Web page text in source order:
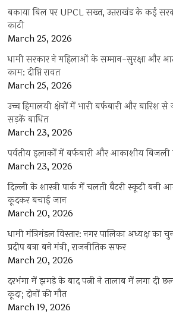
बकाया बिल पर UPCL सख्त, उत्तराखंड के कई
काटी
March 25, 2026
धामी सरकार ने महिलाओं के सम्मान-सुरक्षा और
काम: दीप्ति रावत
March 25, 2026
उच्च हिमालयी क्षेत्रों में भारी बर्फबारी और
सड़कें बाधित
March 23, 2026
पर्वतीय इलाकों में बर्फबारी और आकाशीय
March 23, 2026
दिल्ली के शास्त्री पार्क में चलती बैटरी स्कूटी
कूदकर बचाई जान
March 20, 2026
धामी मंत्रिमंडल विस्तार: नगर पालिका अध्यक्ष का
प्रदीप बत्रा बने मंत्री, राजनीतिक सफर
March 20, 2026
दरभंगा में झगड़े के बाद पत्नी ने तालाब में लगा दी
कूदा; दोनों की मौत
March 19, 2026